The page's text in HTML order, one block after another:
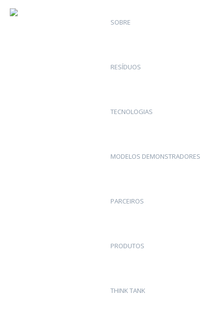
SOBRE
RESÍDUOS
TECNOLOGIAS
MODELOS DEMONSTRADORES
PARCEIROS
PRODUTOS
THINK TANK